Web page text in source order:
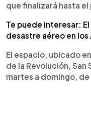
que finalizará hasta
Te puede interesar:
desastre aéreo en los
El espacio, ubicado
de la Revolución, San
martes a domingo,